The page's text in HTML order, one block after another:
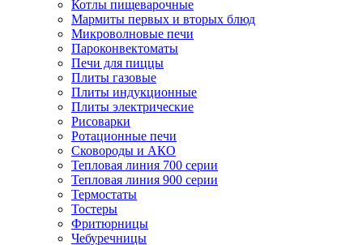
Котлы пищеварочные
Мармиты первых и вторых блюд
Микроволновые печи
Пароконвектоматы
Печи для пиццы
Плиты газовые
Плиты индукционные
Плиты электрические
Рисоварки
Ротационные печи
Сковороды и АКО
Тепловая линия 700 серии
Тепловая линия 900 серии
Термостаты
Тостеры
Фритюрницы
Чебуречницы